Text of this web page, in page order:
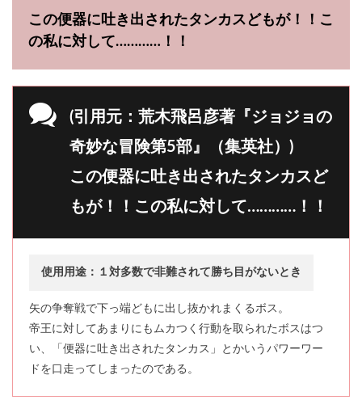
この便器に吐き出されたタンカスどもが！！こ
の私に対して…………！！
(引用元：荒木飛呂彦著『ジョジョの
奇妙な冒険第5部』（集英社）)
この便器に吐き出されたタンカスど
もが！！この私に対して…………！！
使用用途：１対多数で非難されて勝ち目がないとき
矢の争奪戦で下っ端どもに出し抜かれまくるボス。
帝王に対してあまりにもムカつく行動を取られたボスはつ
い、「便器に吐き出されたタンカス」とかいうパワーワー
ドを口走ってしまったのである。